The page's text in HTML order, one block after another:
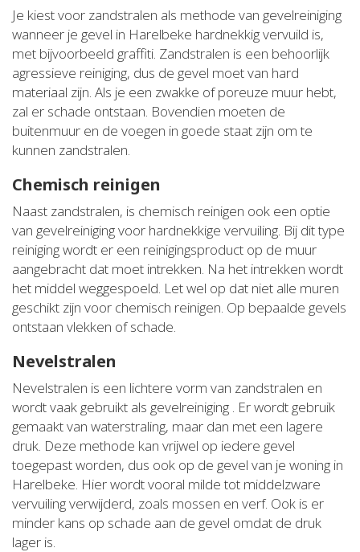
Je kiest voor zandstralen als methode van gevelreiniging
wanneer je gevel in Harelbeke hardnekkig vervuild is,
met bijvoorbeeld graffiti. Zandstralen is een behoorlijk
agressieve reiniging, dus de gevel moet van hard
materiaal zijn. Als je een zwakke of poreuze muur hebt,
zal er schade ontstaan. Bovendien moeten de
buitenmuur en de voegen in goede staat zijn om te
kunnen zandstralen.
Chemisch reinigen
Naast zandstralen, is chemisch reinigen ook een optie
van gevelreiniging voor hardnekkige vervuiling. Bij dit type
reiniging wordt er een reinigingsproduct op de muur
aangebracht dat moet intrekken. Na het intrekken wordt
het middel weggespoeld. Let wel op dat niet alle muren
geschikt zijn voor chemisch reinigen. Op bepaalde gevels
ontstaan vlekken of schade.
Nevelstralen
Nevelstralen is een lichtere vorm van zandstralen en
wordt vaak gebruikt als gevelreiniging . Er wordt gebruik
gemaakt van waterstraling, maar dan met een lagere
druk. Deze methode kan vrijwel op iedere gevel
toegepast worden, dus ook op de gevel van je woning in
Harelbeke. Hier wordt vooral milde tot middelzware
vervuiling verwijderd, zoals mossen en verf. Ook is er
minder kans op schade aan de gevel omdat de druk
lager is.